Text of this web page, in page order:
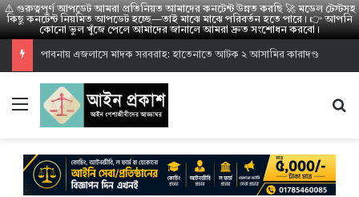
⚠️ গুরুত্বপূর্ণ আপডেট আমরা প্রতিনিয়ত আমাদের কনটেন্ট উন্নত করছি 🚀 মডেল টেস্টসহ
কিছু কনটেন্ট নিয়মিত আপডেট হচ্ছে—তাই মাঝে মাঝে পরিবর্তন হতে পারে। 👉 আপনি
কোনো ভুল খুঁজে পেলে আমাদের জানালে আমরা দ্রুত সংশোধন করবো।
হাইকোর্ট পারমিশন ভাইভা রেজাল্ট ২০২৬: উত্তীর্ণ ১৪০০ জনের তালিকা
Menu